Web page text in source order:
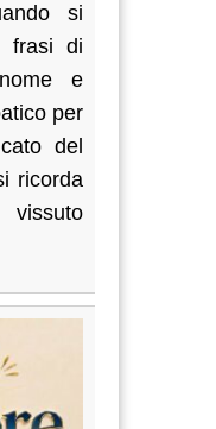
si
frasi di
e
per
del
ricorda